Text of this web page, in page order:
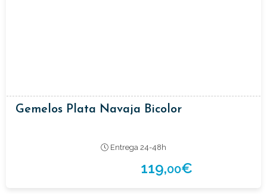
Gemelos Plata Navaja Bicolor
Entrega 24-48h
119,00€